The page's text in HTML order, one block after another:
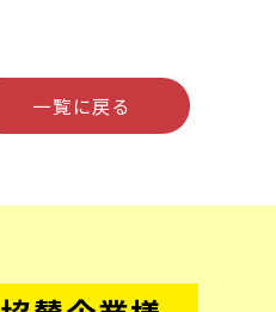
一覧に戻る